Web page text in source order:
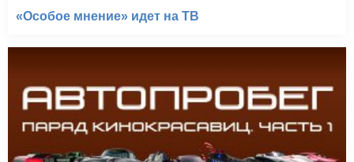
«Особое мнение» идет на ТВ